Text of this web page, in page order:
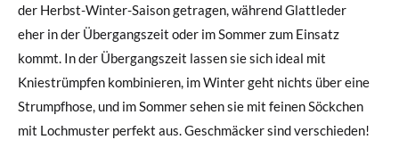
der Herbst-Winter-Saison getragen, während Glattleder
eher in der Übergangszeit oder im Sommer zum Einsatz
kommt. In der Übergangszeit lassen sie sich ideal mit
Kniestrümpfen kombinieren, im Winter geht nichts über eine
Strumpfhose, und im Sommer sehen sie mit feinen Söckchen
mit Lochmuster perfekt aus. Geschmäcker sind verschieden!